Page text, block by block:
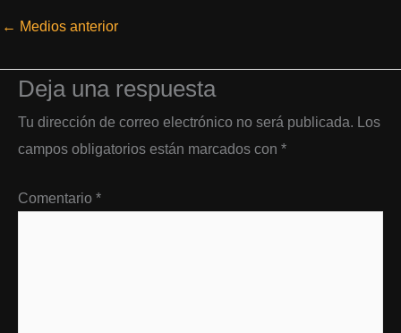
← Medios anterior
Deja una respuesta
Tu dirección de correo electrónico no será publicada. Los
campos obligatorios están marcados con *
Comentario *